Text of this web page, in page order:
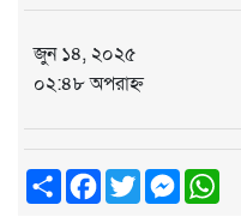
জুন ১৪, ২০২৫
০২:৪৮ অপরাহ্ন
ShareFacebook
Twitter